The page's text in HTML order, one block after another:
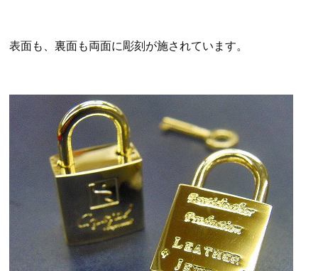
表面も、裏面も両面に彫刻が施されています。